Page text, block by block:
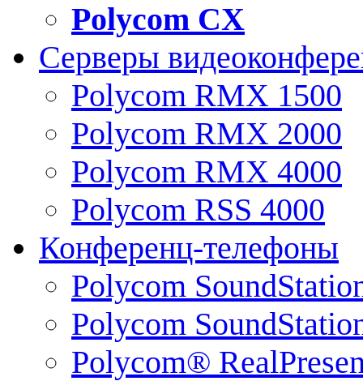
Polycom CX
Серверы
Polycom RMX 1500
Polycom RMX 2000
Polycom RMX 4000
Polycom RSS 4000
Конференц-телефоны
Polycom
Polycom
Polycom®